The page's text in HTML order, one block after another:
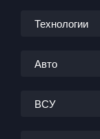
Технологии
Авто
ВСУ